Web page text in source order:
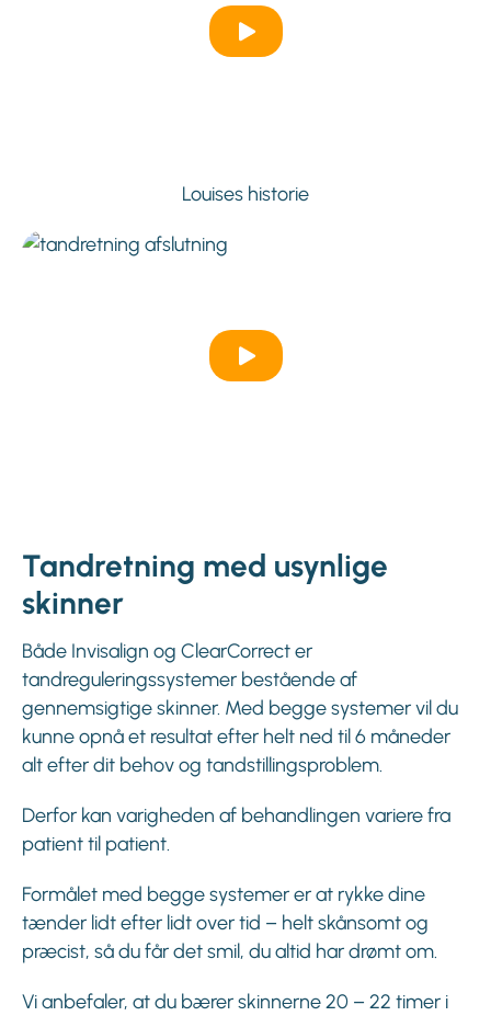
Louises historie
Tandretning med usynlige
skinner
Både Invisalign og ClearCorrect er
tandreguleringssystemer bestående af
gennemsigtige skinner. Med begge systemer vil du
kunne opnå et resultat efter helt ned til 6 måneder
alt efter dit behov og tandstillingsproblem.
Derfor kan varigheden af behandlingen variere fra
patient til patient.
Formålet med begge systemer er at rykke dine
tænder lidt efter lidt over tid – helt skånsomt og
præcist, så du får det smil, du altid har drømt om.
Vi anbefaler, at du bærer skinnerne 20 – 22 timer i